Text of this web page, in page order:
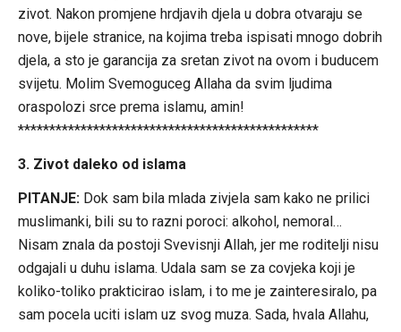
zivot. Nakon promjene hrdjavih djela u dobra otvaraju se
nove, bijele stranice, na kojima treba ispisati mnogo dobrih
djela, a sto je garancija za sretan zivot na ovom i buducem
svijetu. Molim Svemoguceg Allaha da svim ljudima
oraspolozi srce prema islamu, amin!
************************************************
3. Zivot daleko od islama
PITANJE:Dok sam bila mlada zivjela sam kako ne prilici
muslimanki, bili su to razni poroci: alkohol, nemoral…
Nisam znala da postoji Svevisnji Allah, jer me roditelji nisu
odgajali u duhu islama. Udala sam se za covjeka koji je
koliko-toliko prakticirao islam, i to me je zainteresiralo, pa
sam pocela uciti islam uz svog muza. Sada, hvala Allahu,